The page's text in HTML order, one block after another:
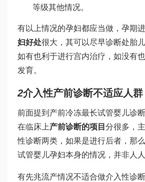
等级其他情况。
有以上情况的孕妇都应当做，孕期
妇好处很大，其可以尽早诊断处胎
如有也利于进行宫内治疗，如没有
发育。
2介入性产前诊断不适应人群
前面提到产前冷冻最长试管婴儿诊
在临床上产前诊断的项目 分很多，
性诊断两类，如果是进行后者，那
试管婴儿孕妇本身的情况，并非人人
有先兆流产情况不适合做介入性诊断